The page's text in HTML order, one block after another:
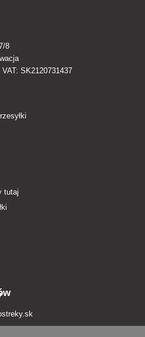
8
SK2120731437
tutaj